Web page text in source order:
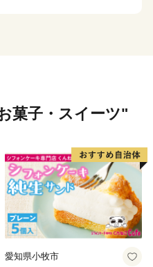
菓子・スイーツ"
愛知県小牧市